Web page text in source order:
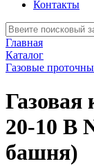
Контакты
Главная
Каталог
Газовые
20-10 B
башня)